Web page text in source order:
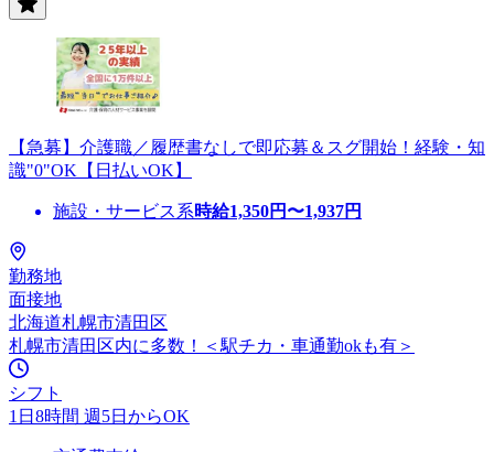
【急募】介護職／履歴書なしで即応募＆スグ開始！経験・知
識"0"OK【日払いOK】
施設・サービス系時給1,350円〜1,937円
勤務地
面接地
北海道札幌市清田区
札幌市清田区内に多数！＜駅チカ・車通勤okも有＞
シフト
1日8時間 週5日からOK